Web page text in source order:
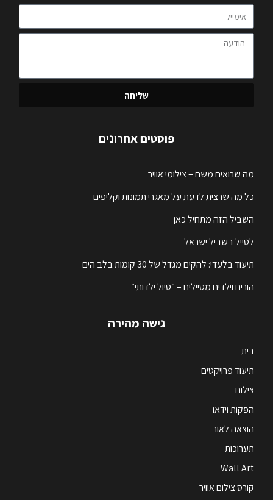
שליחה
פוסטים אחרונים
מה שרואים משם – צילומי אוויר
כל מה שרצית לדעת על מאגרי תמונות וקליפים
השביל הזה מתחיל כאן
לטייל בשביל ישראל
תיעוד בלעדי: להקים מגדל של 30 קומות בלב הים
הורים וילדים מטיילים – ״טיול ילדותי״
גישה מהירה
בית
תיעוד פרויקטים
צילום
הפקות וידאו
הוצאה לאור
תערוכות
Wall Art
קורס צילום אוויר